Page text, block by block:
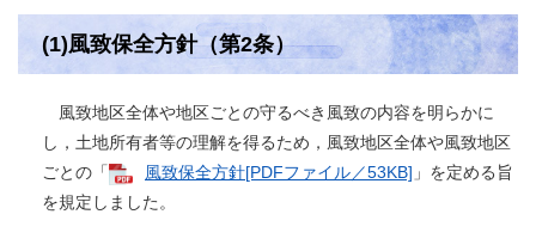
(1)風致保全方針（第2条）
風致地区全体や地区ごとの守るべき風致の内容を明らかに
し，土地所有者等の理解を得るため，風致地区全体や風致地区
ごとの「
風致保全方針[PDFファイル／53KB] 」を定める旨
を規定しました。